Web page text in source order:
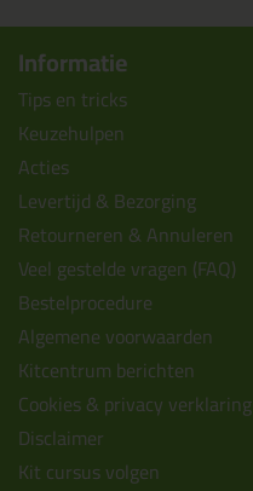
Informatie
Tips en tricks
Keuzehulpen
Acties
Levertijd & Bezorging
Retourneren & Annuleren
Veel gestelde vragen (FAQ)
Bestelprocedure
Algemene voorwaarden
Kitcentrum berichten
Cookies & privacy verklaring
Disclaimer
Kit cursus volgen